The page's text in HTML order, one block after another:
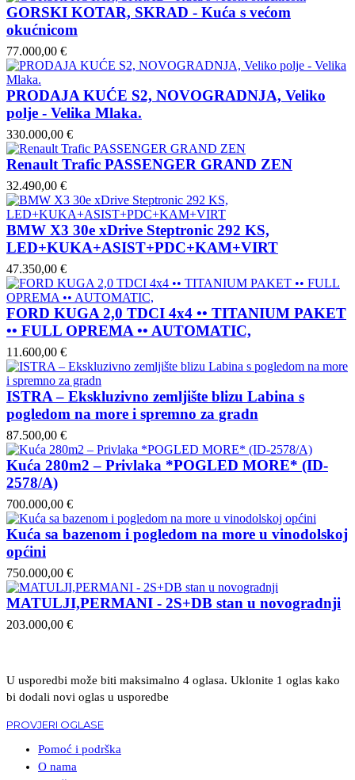
GORSKI KOTAR, SKRAD - Kuća s većom
okućnicom
77.000,00 €
PRODAJA KUĆE S2, NOVOGRADNJA, Veliko
polje - Velika Mlaka.
330.000,00 €
Renault Trafic PASSENGER GRAND ZEN
32.490,00 €
BMW X3 30e xDrive Steptronic 292 KS,
LED+KUKA+ASIST+PDC+KAM+VIRT
47.350,00 €
FORD KUGA 2,0 TDCI 4x4 •• TITANIUM PAKET
•• FULL OPREMA •• AUTOMATIC,
11.600,00 €
ISTRA – Ekskluzivno zemljište blizu Labina s
pogledom na more i spremno za gradn
87.500,00 €
Kuća 280m2 – Privlaka *POGLED MORE* (ID-
2578/A)
700.000,00 €
Kuća sa bazenom i pogledom na more u vinodolskoj
općini
750.000,00 €
MATULJI,PERMANI - 2S+DB stan u novogradnji
203.000,00 €
U usporedbi može biti maksimalno 4 oglasa. Uklonite 1 oglas kako
bi dodali novi oglas u usporedbe
PROVJERI OGLASE
Pomoć i podrška
O nama